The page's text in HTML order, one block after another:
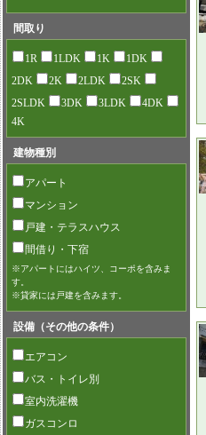
間取り
1R 1LDK 1K
1DK
2DK
2K 2LDK
2SK
2SLDK
3DK 3LDK
4DK
4K
建物種別
アパート
マンション
戸建・テラスハウス
間借り・下宿
※アパートにはハイツ、コーポを含みま
す。
※貸家には戸建を含みます。
設備（その他の条件）
エアコン
バス・トイレ別
室内洗濯機
ガスコンロ